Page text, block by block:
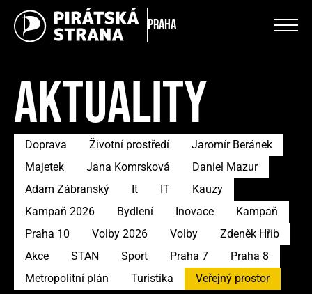
Praha
AKTUALITY
Doprava Životní prostředí
Jaromír Beránek
Majetek
Jana Komrsková
Daniel Mazur
Adam Zábranský
It IT
Kauzy
Kampaň 2026
Bydlení Inovace
Kampaň
Praha 10
Volby 2026 Volby
Zdeněk Hřib
Akce
STAN Sport Praha 7
Praha 8
Metropolitní plán
Turistika Veřejný prostor